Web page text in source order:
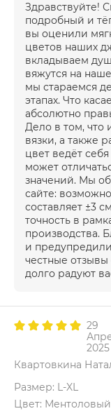
Здравствуйте!
подробный и
вы оценили
цветов наших
вкладываем
вяжутся на
мы стараемся
этапах. Что
абсолютно
Дело в том, что
вязки, а также
цвет ведёт
может
значений. Мы
сайте:
составляет ±3
точность в
производства.
и
честные
долго радуют
29
2025
Квартовкина
Размер: L-XL
Цвет: Ментоловый